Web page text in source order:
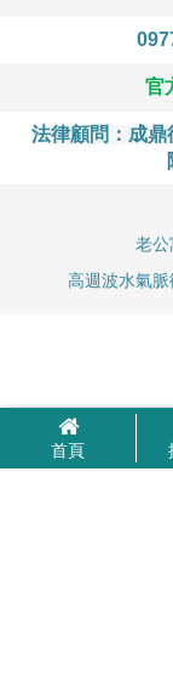
首頁
官
法律顧問：成鼎
老公
高週波水氣